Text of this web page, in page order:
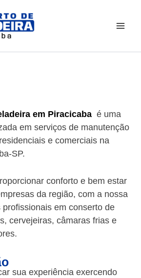
em Piracicaba é uma
em serviços de manutenção
e comerciais na
SP.
conforto e bem estar
da região, com a nossa
em conserto de
cervejeiras, câmaras frias e
sua experiência exercendo